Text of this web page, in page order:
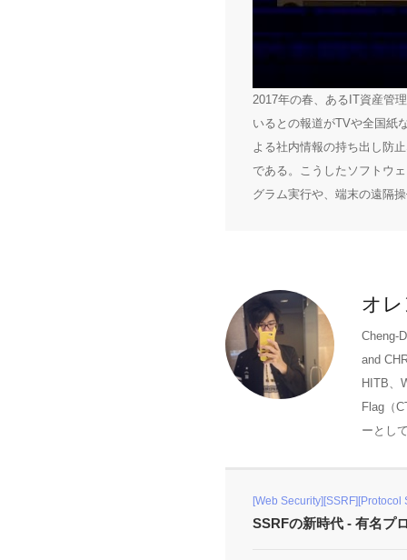
2017年の春、あるIT資産管
いるとの報道がTVや全国紙
よる社内情報の持ち出し防
である。こうしたソフトウ
グラム実行や、端末の遠隔
オ
Cheng-
and
HITB、
Flag（
ーとし
[Web Security][SSRF][Protocol
SSRFの新時代 - 有名プ